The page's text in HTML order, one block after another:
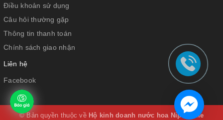
Điều khoản sử dụng
Câu hỏi thường gặp
Thông tin thanh toán
Chính sách giao nhận
Liên hệ
Facebook
© Bản quyền thuộc về Hộ kinh doanh nước hoa Niperfume